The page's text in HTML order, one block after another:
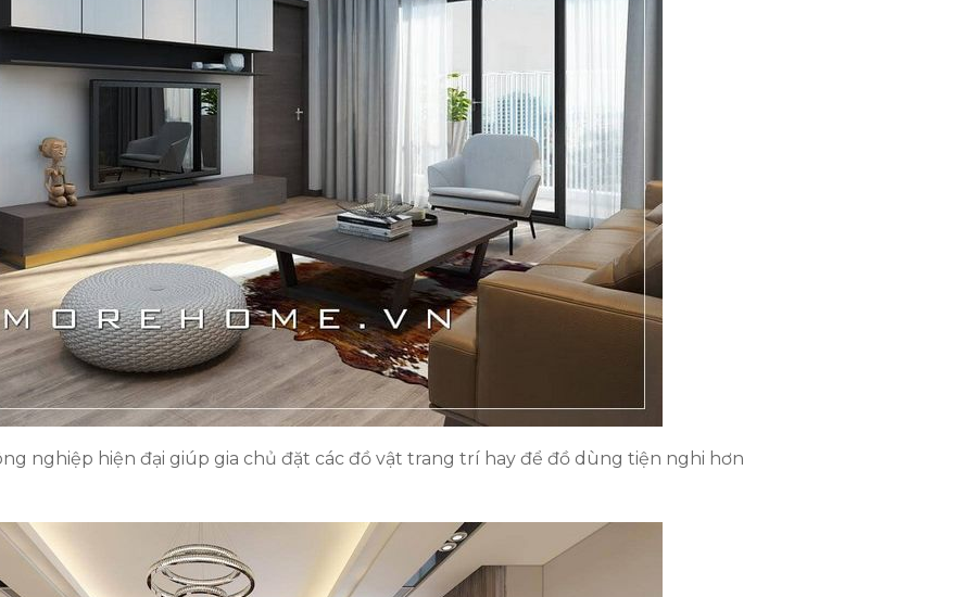
nghiệp hiện đại giúp gia chủ đặt các đồ vật trang trí hay để đồ dùng tiện nghi hơn